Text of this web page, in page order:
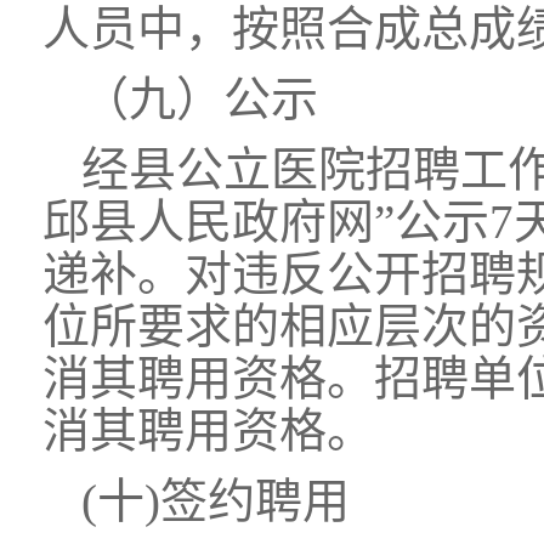
人员中，按照合成总成
（九）公示
经县公立医院招聘工
邱县人民政府网”公示7
递补。对违反公开招聘
位所要求的相应层次的
消其聘用资格。招聘单
消其聘用资格。
(十)签约聘用